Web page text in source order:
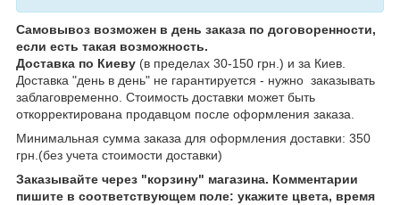
Самовывоз возможен в день заказа по договоренности,
если есть такая возможность.
Доставка по Киеву (в пределах 30-150 грн.) и за Киев.
Доставка "день в день" не гарантируется - нужно заказывать
заблаговременно. Стоимость доставки может быть
откорректирована продавцом после оформления заказа.
Минимальная сумма заказа для оформления доставки: 350
грн.(без учета стоимости доставки)
Заказывайте через "корзину" магазина. Комментарии
пишите в соответствующем поле: укажите цвета, время